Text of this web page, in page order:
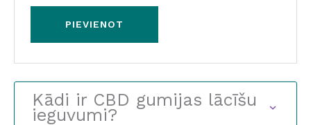
Kādi ir CBD gumijas lācīšu
ieguvumi?